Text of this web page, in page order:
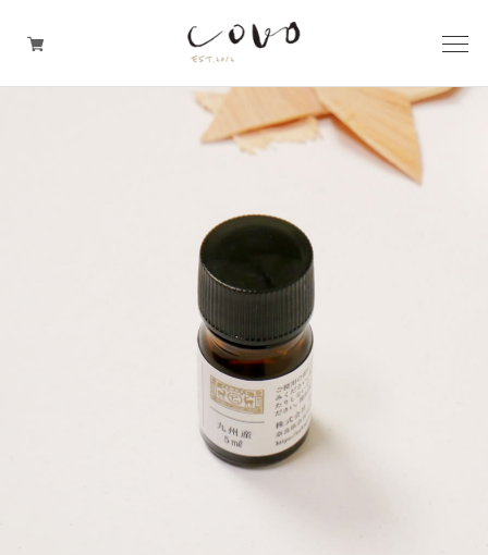
TRAVELER'S notebook
covo design
その他の暮らしの道具
ガレージセール